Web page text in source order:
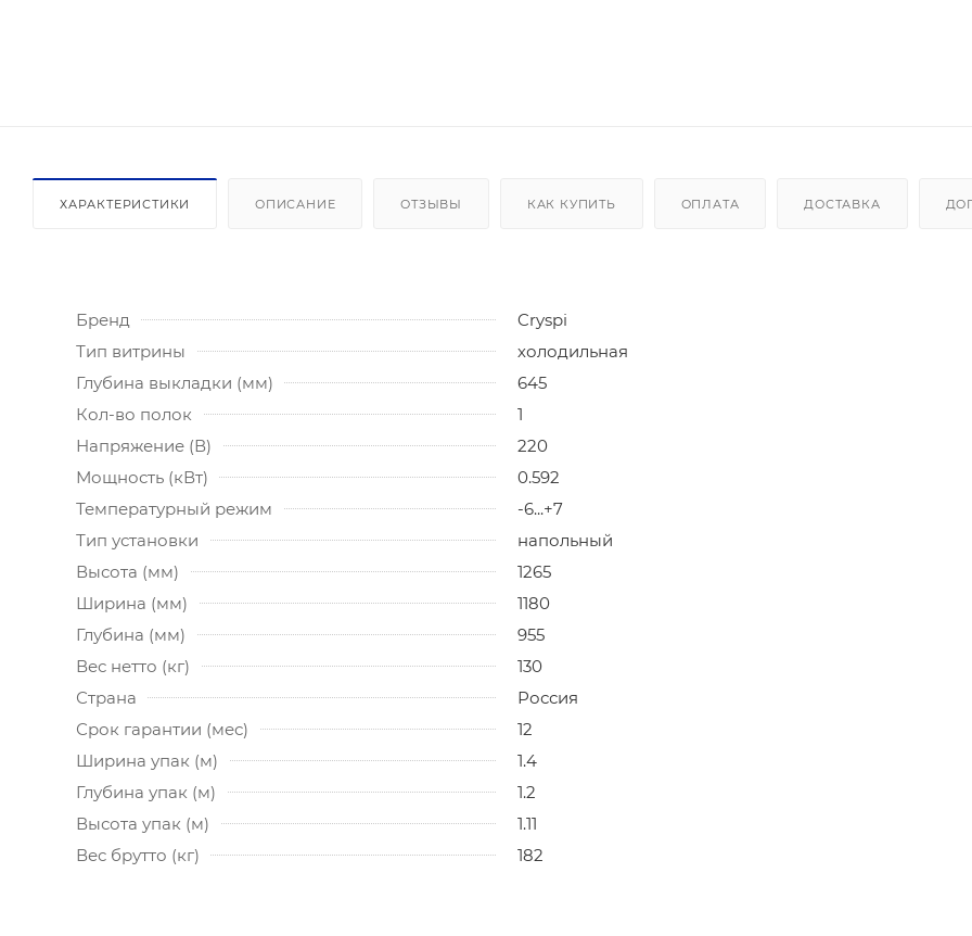
ХАРАКТЕРИСТИКИ ОПИСАНИЕ ОТЗЫВЫ КАК КУПИТЬ ОПЛАТА ДОСТАВКА
Бренд
Cryspi
Тип витрины
холодильная
Глубина выкладки (мм)
645
Кол-во полок
1
Напряжение (В)
220
Мощность (кВт)
0.592
Температурный режим
-6...+7
Тип установки
напольный
Высота (мм)
1265
Ширина (мм)
1180
Глубина (мм)
955
Вес нетто (кг)
130
Страна
Россия
Срок гарантии (мес)
12
Ширина упак (м)
1.4
Глубина упак (м)
1.2
Высота упак (м)
1.11
Вес брутто (кг)
182